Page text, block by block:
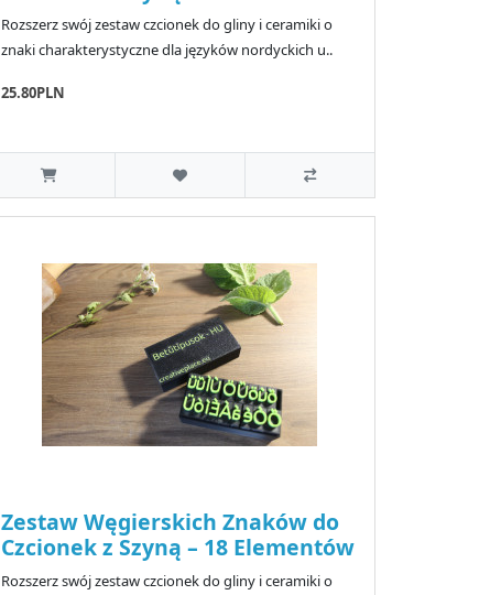
Rozszerz swój zestaw czcionek do gliny i ceramiki o
znaki charakterystyczne dla języków nordyckich u..
25.80PLN
Zestaw Węgierskich Znaków do
Czcionek z Szyną – 18 Elementów
Rozszerz swój zestaw czcionek do gliny i ceramiki o